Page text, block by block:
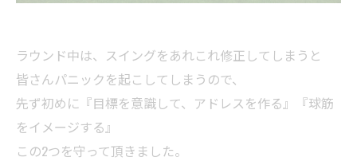
ラウンド中は、スイングをあれこれ修正してしまうと
皆さんパニックを起こしてしまうので、
先ず初めに『目標を意識して、アドレスを作る』『球筋
をイメージする』
この2つを守って頂きました。